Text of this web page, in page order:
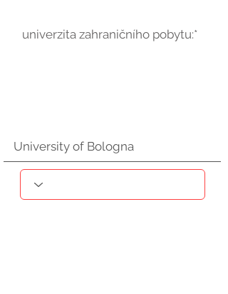
univerzita zahraničního pobytu:*